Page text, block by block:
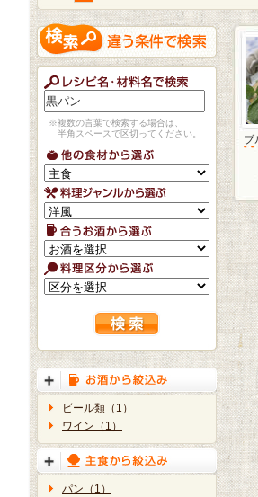
※複数の言葉で検索する場合は、
半角スペースで区切ってください。
ビール類（1）
ワイン（1）
パン（1）
ブ